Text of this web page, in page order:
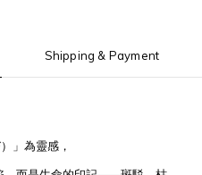
Shipping & Payment
」為靈感，